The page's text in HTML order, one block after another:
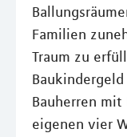
Familien
Traum zu
Bauherren
eigenen vier